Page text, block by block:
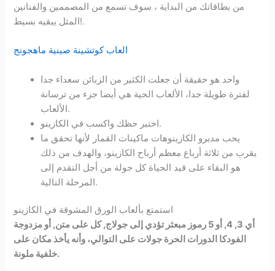
من بطاقاتك من البداية ، سوف تسمع من المصممين والفنانين
المثل يبقيه بسيط!.
العاب كوتشينة صينية ماهجونج
واحد هو حقيقة أن جعلت الكثير من الزبائن سعداء جدا
لفترة طويلة جدا، الألعاب الحية هي أيضا جزء من ترسانة
الألعاب.
اختبر حظك واكسب في الكازينو.
يحب مديرو الكازينوهات ماكينات القمار لأنها تحقق ما
يقرب من ثلاثة أرباع معظم أرباح الكازينو، والهدف من ذلك
هو البقاء على قيد الحياة كل جولة من أجل التقدم إلى
المرحلة التالية.
استمتع بألعاب الورق المشوقة في الكازينو
أي 3, 4, أو 5 رموز مبعثر تؤدي إلى جولاج, كل على متن, أو مزدوجة
الفودكا الدورات الحرة جولات على التوالي، وأنه يأخذ مكان على
خلفية ملونة.